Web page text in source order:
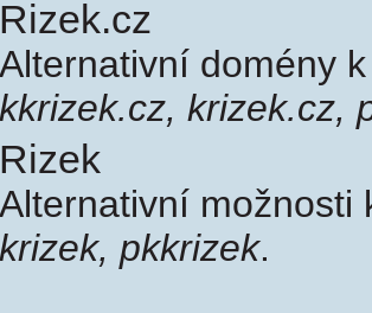
Rizek.cz
Alternativní domény
kkrizek.cz, krizek.cz,
Rizek
Alternativní
krizek, pkkrizek.